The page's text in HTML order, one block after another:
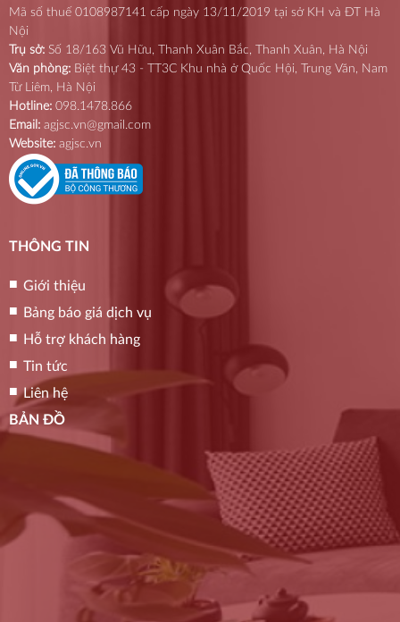
Mã số thuế 0108987141 cấp ngày 13/11/2019 tại sở KH và ĐT Hà
Nội
Trụ sở: Số 18/163 Vũ Hữu, Thanh Xuân Bắc, Thanh Xuân, Hà Nội
Văn phòng: Biệt thự 43 - TT3C Khu nhà ở Quốc Hội, Trung Văn, Nam
Từ Liêm, Hà Nội
Hotline: 098.1478.866
Email: agjsc.vn@gmail.com
Website: agjsc.vn
THÔNG TIN
Giới thiệu
Bảng báo giá dịch vụ
Hỗ trợ khách hàng
Tin tức
Liên hệ
BẢN ĐỒ